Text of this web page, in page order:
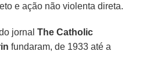
e ação não violenta direta.
jornalThe Catholic
fundaram, de 1933 até a